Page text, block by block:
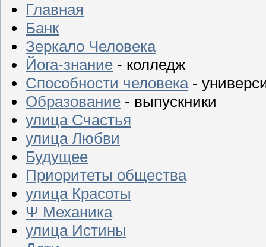
Главная
Банк
Зеркало Человека
Йога-знание - колледж
Способности человека-
Образование - выпускники
улица Счастья
улица Любви
Будущее
Приоритеты общества
улица Красоты
Ψ Механика
улица Истины